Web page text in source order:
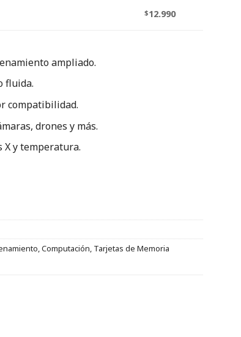
$12.990
ampliado.
fluida.
compatibilidad.
drones y más.
X y temperatura.
,Computación, Tarjetas de Memoria